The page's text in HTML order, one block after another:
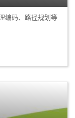
编码、路径规划等